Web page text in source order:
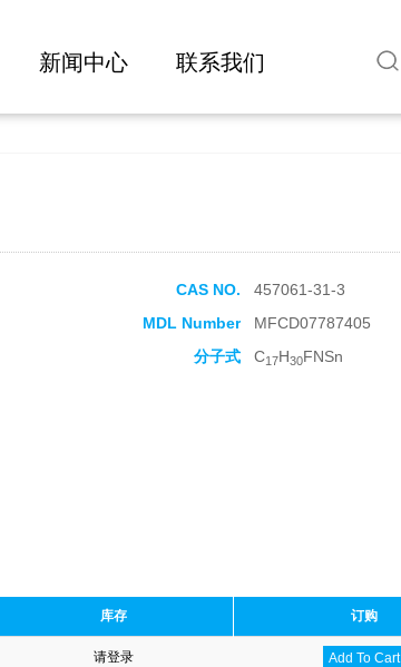
新闻中心 联系我们
CAS NO.
457061-31-3
MDL Number
MFCD07787405
分子式 C17H30FNSn
库存 订购
请登录 Add To Cart